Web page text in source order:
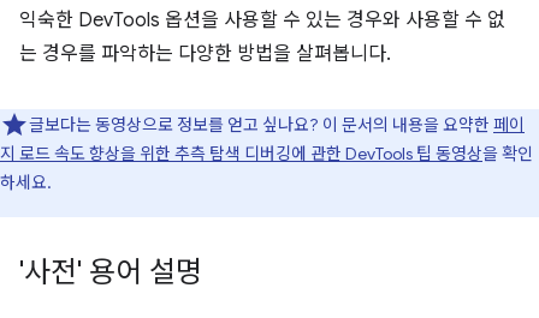
익숙한 DevTools 옵션을 사용할 수 있는 경우와 사용할 수 없
는 경우를 파악하는 다양한 방법을 살펴봅니다.
글보다는 동영상으로 정보를 얻고 싶나요? 이 문서의 내용을 요약한 페이
지 로드 속도 향상을 위한 추측 탐색 디버깅에 관한 DevTools 팁 동영상을 확인
하세요.
'사전' 용어 설명